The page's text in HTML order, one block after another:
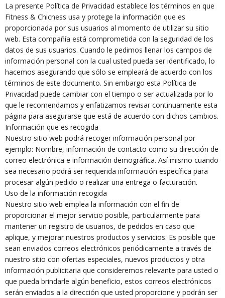
La presente Política de Privacidad establece los términos en que
Fitness & Chicness usa y protege la información que es
proporcionada por sus usuarios al momento de utilizar su sitio
web. Esta compañía está comprometida con la seguridad de los
datos de sus usuarios. Cuando le pedimos llenar los campos de
información personal con la cual usted pueda ser identificado, lo
hacemos asegurando que sólo se empleará de acuerdo con los
términos de este documento. Sin embargo esta Política de
Privacidad puede cambiar con el tiempo o ser actualizada por lo
que le recomendamos y enfatizamos revisar continuamente esta
página para asegurarse que está de acuerdo con dichos cambios.
Información que es recogida
Nuestro sitio web podrá recoger información personal por
ejemplo: Nombre, información de contacto como su dirección de
correo electrónica e información demográfica. Así mismo cuando
sea necesario podrá ser requerida información específica para
procesar algún pedido o realizar una entrega o facturación.
Uso de la información recogida
Nuestro sitio web emplea la información con el fin de
proporcionar el mejor servicio posible, particularmente para
mantener un registro de usuarios, de pedidos en caso que
aplique, y mejorar nuestros productos y servicios. Es posible que
sean enviados correos electrónicos periódicamente a través de
nuestro sitio con ofertas especiales, nuevos productos y otra
información publicitaria que consideremos relevante para usted o
que pueda brindarle algún beneficio, estos correos electrónicos
serán enviados a la dirección que usted proporcione y podrán ser